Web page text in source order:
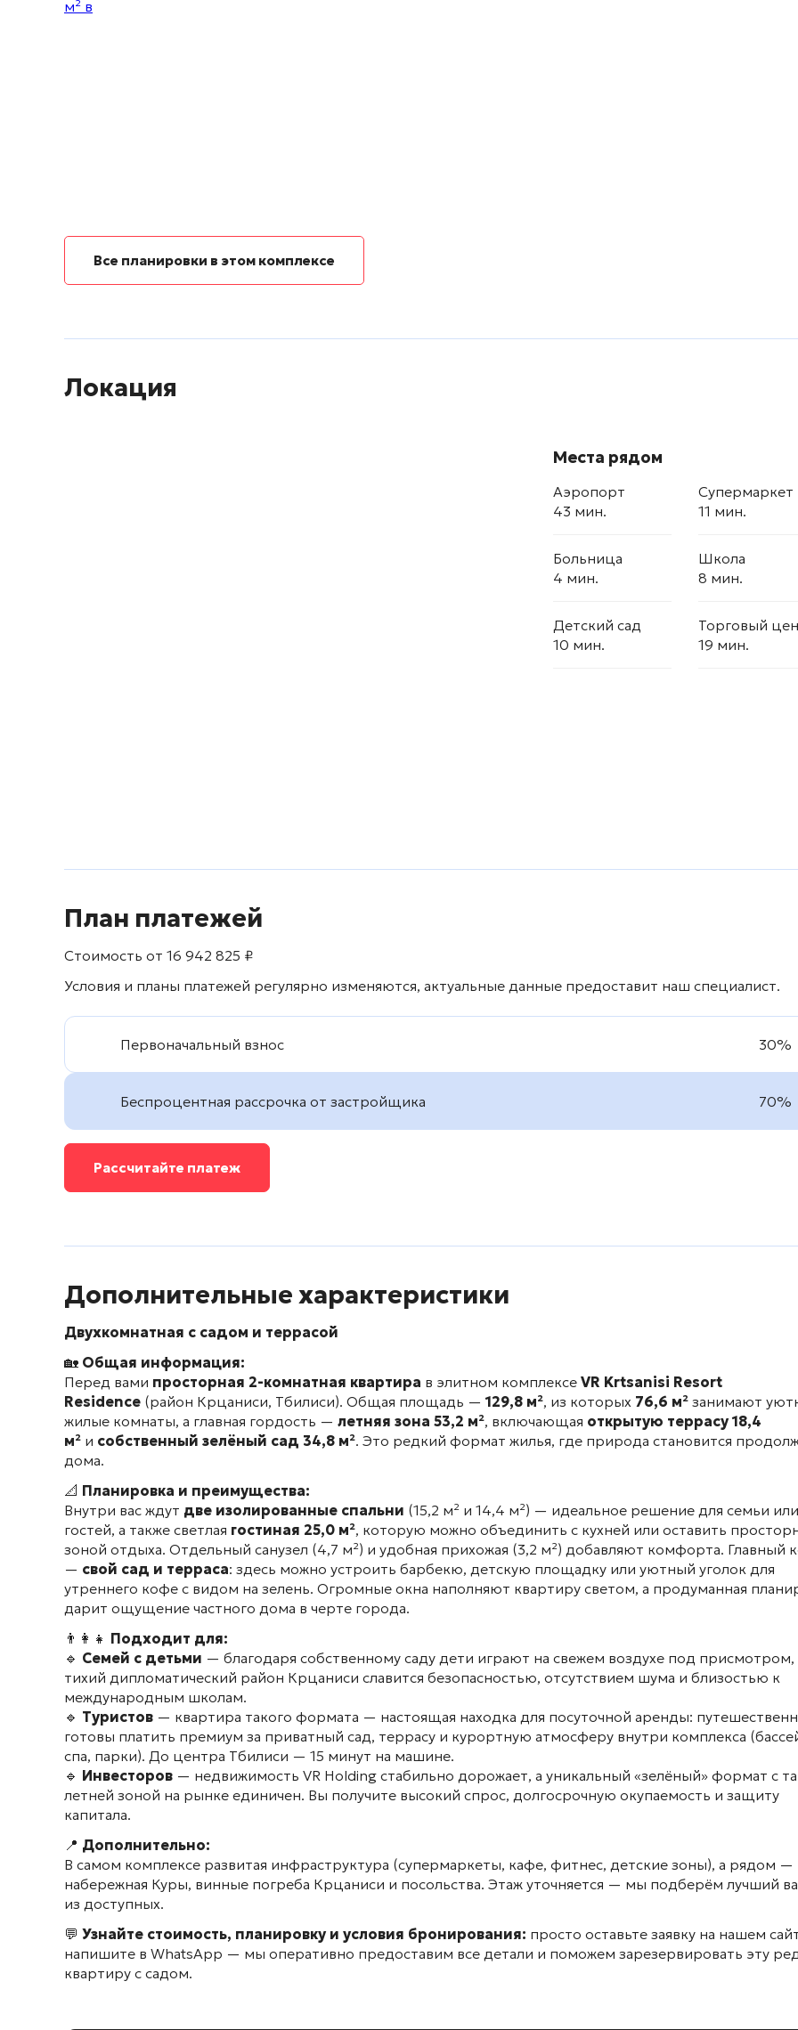
Все планировки в этом комплексе
Локация
Места рядом
Аэропорт
43 мин.
Супермаркет
11 мин.
Больница
4 мин.
Школа
8 мин.
Детский сад
10 мин.
Торговый
19 мин.
План платежей
Стоимость от 16 942 825 ₽
Условия и планы платежей регулярно изменяются, актуальные данные предоставит наш специалист.
Первоначальный взнос 30%
Беспроцентная рассрочка от застройщика 70%
Рассчитайте платеж
Дополнительные характеристики
Двухкомнатная с садом и террасой
🏡 Общая информация:
Перед вами просторная 2-комнатная квартира в элитном комплексе VR Krtsanisi Resort
Residence (район Крцаниси, Тбилиси). Общая площадь — 129,8 м², из которых 76,6 м² занимают
жилые комнаты, а главная гордость — летняя зона 53,2 м², включающая открытую террасу 18,4
м² и собственный зелёный сад 34,8 м². Это редкий формат жилья, где природа становится
дома.
📐 Планировка и преимущества:
Внутри вас ждут две изолированные спальни (15,2 м² и 14,4 м²) — идеальное решение для семьи или
гостей, а также светлая гостиная 25,0 м², которую можно объединить с кухней или оставить
зоной отдыха. Отдельный санузел (4,7 м²) и удобная прихожая (3,2 м²) добавляют комфорта. Главный
— свой сад и терраса: здесь можно устроить барбекю, детскую площадку или уютный уголок для
утреннего кофе с видом на зелень. Огромные окна наполняют квартиру светом, а продуманная
дарит ощущение частного дома в черте города.
👨‍👩‍👧 Подходит для:
🔹 Семей с детьми — благодаря собственному саду дети играют на свежем воздухе под присмотром,
тихий дипломатический район Крцаниси славится безопасностью, отсутствием шума и близостью к
международным школам.
🔹 Туристов — квартира такого формата — настоящая находка для посуточной аренды:
готовы платить премиум за приватный сад, террасу и курортную атмосферу внутри комплекса
спа, парки). До центра Тбилиси — 15 минут на машине.
🔹 Инвесторов — недвижимость VR Holding стабильно дорожает, а уникальный «зелёный» формат с
летней зоной на рынке единичен. Вы получите высокий спрос, долгосрочную окупаемость и защиту
капитала.
📍 Дополнительно:
В самом комплексе развитая инфраструктура (супермаркеты, кафе, фитнес, детские зоны), а рядом —
набережная Куры, винные погреба Крцаниси и посольства. Этаж уточняется — мы подберём лучший
из доступных.
💬 Узнайте стоимость, планировку и условия бронирования: просто оставьте заявку на нашем
напишите в WhatsApp — мы оперативно предоставим все детали и поможем зарезервировать эту
квартиру с садом.